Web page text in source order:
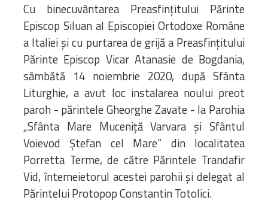
Cu binecuvântarea Preasfințitului Părinte
Episcop Siluan al Episcopiei Ortodoxe Române
a Italiei și cu purtarea de grijă a Preasfințitului
Părinte Episcop Vicar Atanasie de Bogdania,
sâmbătă 14 noiembrie 2020, după Sfânta
Liturghie, a avut loc instalarea noului preot
paroh - părintele Gheorghe Zavate - la Parohia
„Sfânta Mare Muceniță Varvara și Sfântul
Voievod Ștefan cel Mare” din localitatea
Porretta Terme, de către Părintele Trandafir
Vid, întemeietorul acestei parohii și delegat al
Părintelui Protopop Constantin Totolici.